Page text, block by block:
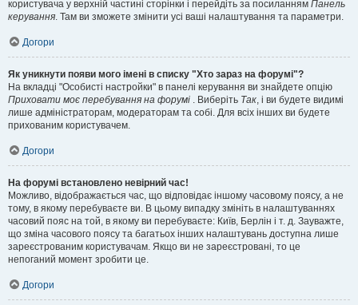
користувача у верхній частині сторінки і перейдіть за посиланням Панель
керування. Там ви зможете змінити усі ваші налаштування та параметри.
Догори
Як уникнути появи мого імені в списку "Хто зараз на форумі"?
На вкладці "Особисті настройки" в панелі керування ви знайдете опцію
Приховати моє перебування на форумі . Виберіть Так, і ви будете видимі
лише адміністраторам, модераторам та собі. Для всіх інших ви будете
прихованим користувачем.
Догори
На форумі встановлено невірний час!
Можливо, відображається час, що відповідає іншому часовому поясу, а не
тому, в якому перебуваєте ви. В цьому випадку змініть в налаштуваннях
часовий пояс на той, в якому ви перебуваєте: Київ, Берлін і т. д. Зауважте,
що зміна часового поясу та багатьох інших налаштувань доступна лише
зареєстрованим користувачам. Якщо ви не зареєстровані, то це
непоганий момент зробити це.
Догори